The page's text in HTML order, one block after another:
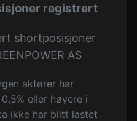
registrert
shortposisjoner
AS
aktører har
eller høyere i
ikke har blitt lastet